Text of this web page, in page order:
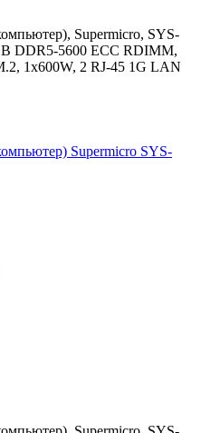
Supermicro, SYS-
DDR5-5600 ECC RDIMM,
1x600W, 2 RJ-45 1G LAN
Supermicro SYS-